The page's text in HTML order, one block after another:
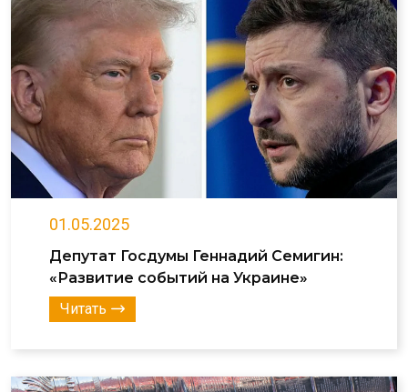
01.05.2025
Депутат Госдумы Геннадий Семигин:
«Развитие событий на Украине»
Читать